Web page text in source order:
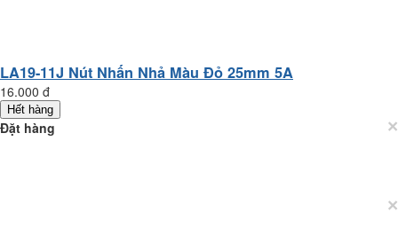
LA19-11J Nút Nhấn Nhả Màu Đỏ 25mm 5A
16.000 đ
Hết hàng
×
Đặt hàng
×